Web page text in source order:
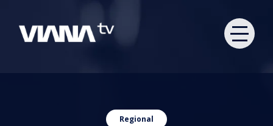
Regional